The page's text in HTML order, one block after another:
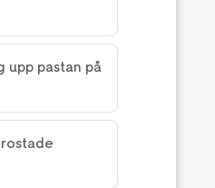
upp pastan på